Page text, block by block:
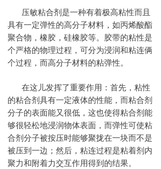
压敏粘合剂是一种有着极高粘性而且
具有一定弹性的高分子材料，如丙烯酸酯
聚合物，橡胶，硅橡胶等。胶带的粘性是
个严格的物理过程，可分为浸润和粘连俩
个过程，而高分子材料的粘弹性。
在这儿发挥了重要作用：首先，粘性
的粘合剂具有一定液体的性能，而粘合剂
分子的表面能又很低，这也使得粘合剂能
够很轻松地浸润物体表面，而弹性可使粘
合剂分子被按压时能够聚拢在一块而不是
被压到一边；然后，粘连过程是粘着剂内
聚力和附着力交互作用得到的结果。